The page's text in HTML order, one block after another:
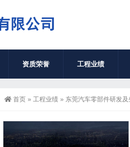
资质荣誉 工程业绩
首页 » 工程业绩 » 东莞汽车零部件研发